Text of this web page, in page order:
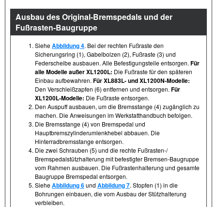
Ausbau des Original-Bremspedals und der
Fußrasten-Baugruppe
SieheAbbildung 4. Bei der rechten Fußraste den
Sicherungsring (1), Gabelbolzen (2), Fußraste (3) und
Federscheibe ausbauen. Alle Befestigungsteile entsorgen. Für
alle Modelle außer XL1200L: Die Fußraste für den späteren
Einbau aufbewahren. Für XL883L- und XL1200N-Modelle:
Den Verschleißzapfen (6) entfernen und entsorgen. Für
XL1200L-Modelle: Die Fußraste entsorgen.
Den Auspuff ausbauen, um die Bremsstange (4) zugänglich zu
machen. Die Anweisungen im Werkstatthandbuch befolgen.
Die Bremsstange (4) von Bremspedal und
Hauptbremszylinderumlenkhebel abbauen. Die
Hinterradbremsstange entsorgen.
Die zwei Schrauben (5) und die rechte Fußrasten- /​
Bremspedalstützhalterung mit befestigter Bremsen-Baugruppe
vom Rahmen ausbauen. Die Fußrastenhalterung und gesamte
Baugruppe Bremspedal entsorgen.
SieheAbbildung 6und Abbildung 7. Stopfen (1) in die
Bohrungen einbauen, die vom Ausbau der Stützhalterung
verbleiben.